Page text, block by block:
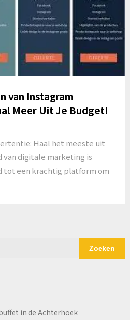
van Instagram
Meer Uit Je Budget!
Haal het meeste uit
van digitale marketing is
tot een krachtig platform om
Zoeken
in de Achterhoek